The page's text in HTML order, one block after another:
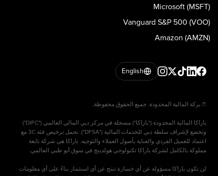
Microsoft (MSFT)
Vanguard S&P 500 (VOO)
Amazon (AMZN)
English
باراكا المالية المحدودة ("باراكا") مسجلة في مركز دبي المالي العالمي ("DIFC")
وتخضع لإشراف سلطة دبي للخدمات المالية ("DFSA"). تحمل ترخيص فئة 3C مع
اعتماد للعميل الفردي والعناية بأصول العملاء والتوجيه. باراكا هي شركة تابعة
لن تكون باراكا مسؤولة عن أي خسارة تنتج عن أي استثمار بناءً على أي معلومات